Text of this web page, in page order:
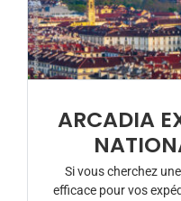
ARCADIA
Si vous cherchez
efficace pour vos